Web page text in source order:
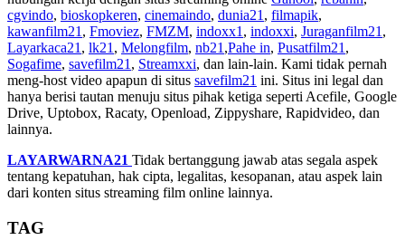
cgvindo, bioskopkeren, cinemaindo, dunia21 , filmapik,
kawanfilm21 , Fmoviez, FMZM, indoxx1 , indoxxi, Juraganfilm21 ,
Layarkaca21 , lk21 , Melongfilm, nb21 ,Pahe in, Pusatfilm21 ,
Sogafime, savefilm21 , Streamxxi, dan lain-lain. Kami tidak pernah
meng-host video apapun di situs savefilm21 ini. Situs ini legal dan
hanya berisi tautan menuju situs pihak ketiga seperti Acefile, Google
Drive, Uptobox, Racaty, Openload, Zippyshare, Rapidvideo, dan
lainnya.
LAYARWARNA21 Tidak bertanggung jawab atas segala aspek
tentang kepatuhan, hak cipta, legalitas, kesopanan, atau aspek lain
dari konten situs streaming film online lainnya.
TAG